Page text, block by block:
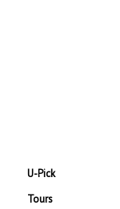
U-Pick
Tours